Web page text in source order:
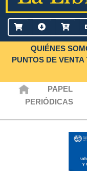
QUIÉNES
PUNTOS DE
PAPEL
PERIÓDICAS